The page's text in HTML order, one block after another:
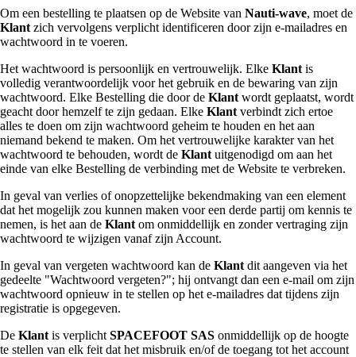
Om een bestelling te plaatsen op de Website van Nauti-wave, moet de
Klant zich vervolgens verplicht identificeren door zijn e-mailadres en
wachtwoord in te voeren.
Het wachtwoord is persoonlijk en vertrouwelijk. Elke Klant is
volledig verantwoordelijk voor het gebruik en de bewaring van zijn
wachtwoord. Elke Bestelling die door de Klant wordt geplaatst, wordt
geacht door hemzelf te zijn gedaan. Elke Klant verbindt zich ertoe
alles te doen om zijn wachtwoord geheim te houden en het aan
niemand bekend te maken. Om het vertrouwelijke karakter van het
wachtwoord te behouden, wordt de Klant uitgenodigd om aan het
einde van elke Bestelling de verbinding met de Website te verbreken.
In geval van verlies of onopzettelijke bekendmaking van een element
dat het mogelijk zou kunnen maken voor een derde partij om kennis te
nemen, is het aan de Klant om onmiddellijk en zonder vertraging zijn
wachtwoord te wijzigen vanaf zijn Account.
In geval van vergeten wachtwoord kan de Klant dit aangeven via het
gedeelte "Wachtwoord vergeten?"; hij ontvangt dan een e-mail om zijn
wachtwoord opnieuw in te stellen op het e-mailadres dat tijdens zijn
registratie is opgegeven.
De Klant is verplicht SPACEFOOT SAS onmiddellijk op de hoogte
te stellen van elk feit dat het misbruik en/of de toegang tot het account